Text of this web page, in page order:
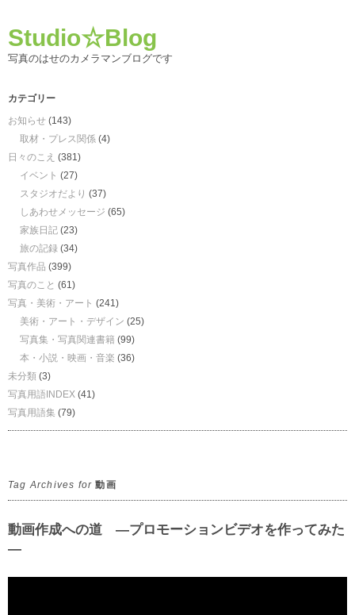
Studio☆Blog
写真のはせのカメラマンブログです
カテゴリー
お知らせ (143)
取材・プレス関係 (4)
日々のこえ (381)
イベント (27)
スタジオだより (37)
しあわせメッセージ (65)
家族日記 (23)
旅の記録 (34)
写真作品 (399)
写真のこと (61)
写真・美術・アート (241)
美術・アート・デザイン (25)
写真集・写真関連書籍 (99)
本・小説・映画・音楽 (36)
未分類 (3)
写真用語INDEX (41)
写真用語集 (79)
Tag Archives for動画
動画作成への道 ―プロモーションビデオを作ってみた
―